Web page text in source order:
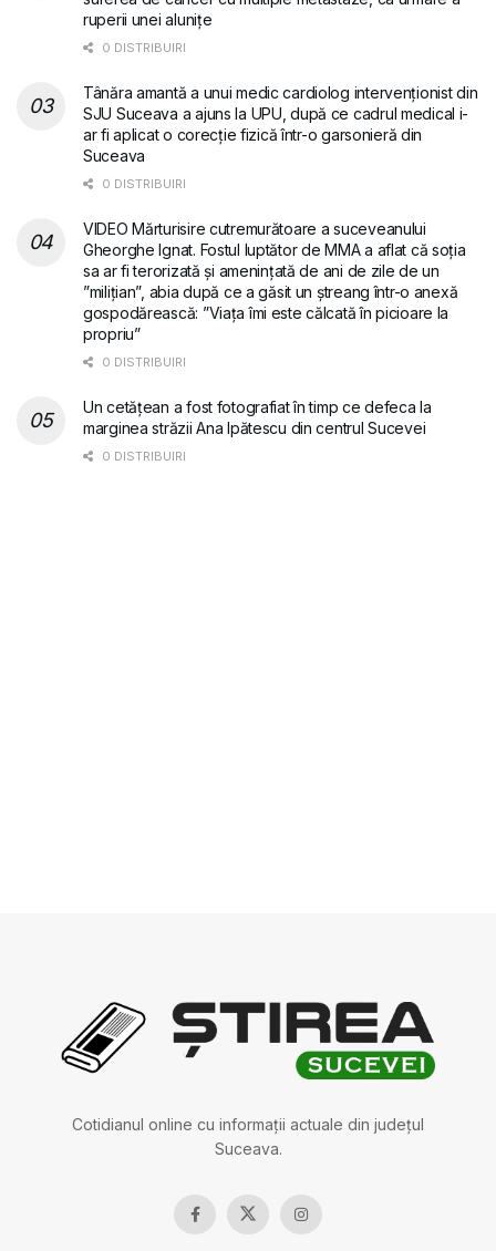
ruperii unei alunițe
0 DISTRIBUIRI
Tânăra amantă a unui medic cardiolog intervenționist din
SJU Suceava a ajuns la UPU, după ce cadrul medical i-
ar fi aplicat o corecție fizică într-o garsonieră din
Suceava
0 DISTRIBUIRI
VIDEO Mărturisire cutremurătoare a suceveanului
Gheorghe Ignat. Fostul luptător de MMA a aflat că soția
sa ar fi terorizată și amenințată de ani de zile de un
”milițian”, abia după ce a găsit un ștreang într-o anexă
gospodărească: ”Viața îmi este călcată în picioare la
propriu”
0 DISTRIBUIRI
Un cetățean a fost fotografiat în timp ce defeca la
marginea străzii Ana Ipătescu din centrul Sucevei
0 DISTRIBUIRI
Cotidianul online cu informații actuale din județul
Suceava.